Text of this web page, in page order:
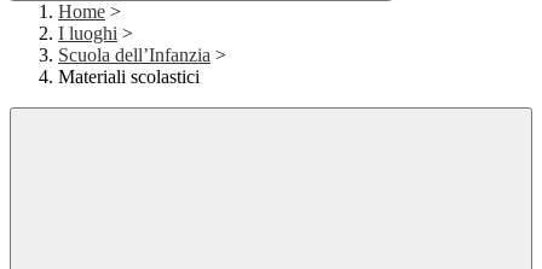
Home >
I luoghi >
Scuola dell’Infanzia >
Materiali scolastici